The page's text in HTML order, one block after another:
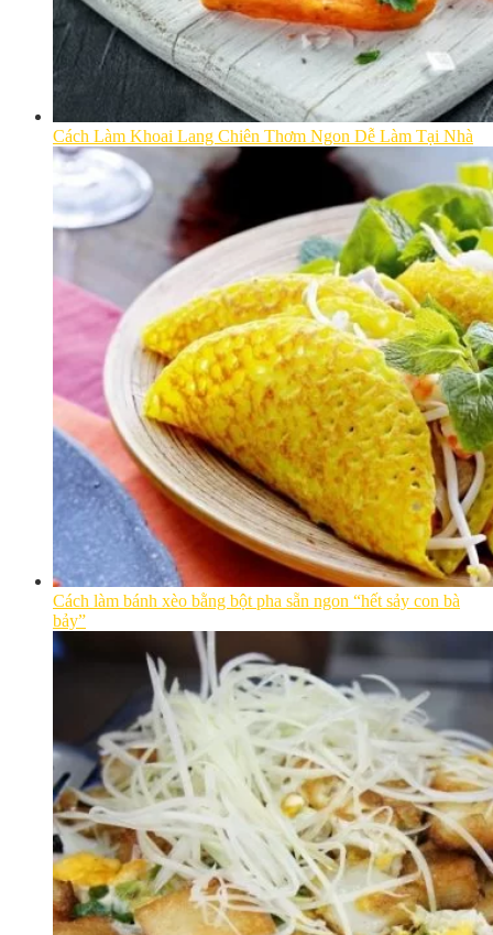
Cách Làm Khoai Lang Chiên Thơm Ngon Dễ Làm Tại Nhà
Cách làm bánh xèo bằng bột pha sẵn ngon “hết sảy con bà
bảy”